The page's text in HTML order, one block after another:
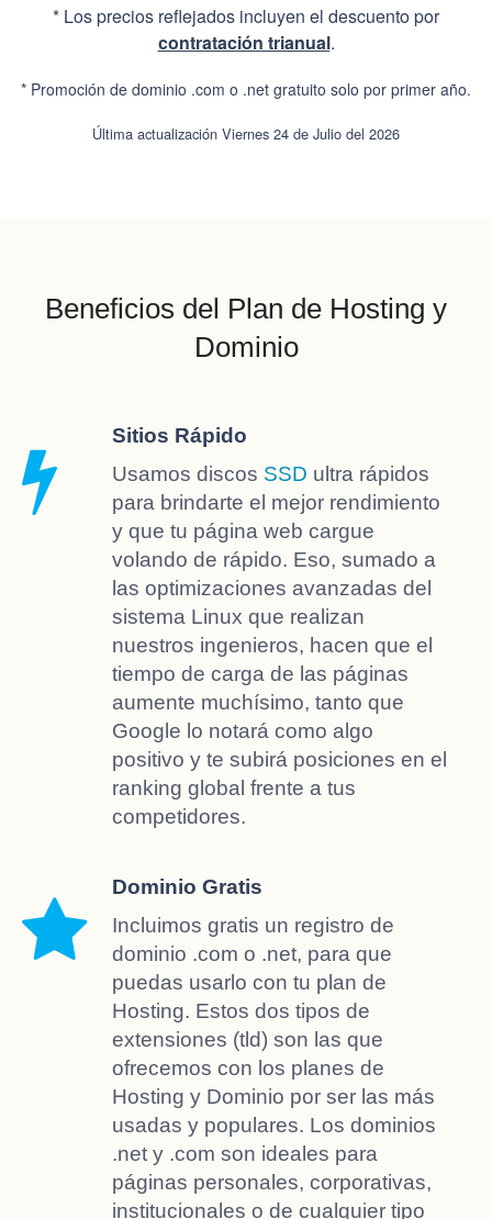
* Los precios reflejados incluyen el descuento por
contratación trianual.
* Promoción de dominio .com o .net gratuito solo por primer año.
Última actualización Viernes 24 de Julio del 2026
Beneficios del Plan de Hosting y
Dominio
Sitios Rápido
Usamos discos SSD ultra rápidos
para brindarte el mejor rendimiento
y que tu página web cargue
volando de rápido. Eso, sumado a
las optimizaciones avanzadas del
sistema Linux que realizan
nuestros ingenieros, hacen que el
tiempo de carga de las páginas
aumente muchísimo, tanto que
Google lo notará como algo
positivo y te subirá posiciones en el
ranking global frente a tus
competidores.
Dominio Gratis
Incluimos gratis un registro de
dominio .com o .net, para que
puedas usarlo con tu plan de
Hosting. Estos dos tipos de
extensiones (tld) son las que
ofrecemos con los planes de
Hosting y Dominio por ser las más
usadas y populares. Los dominios
.net y .com son ideales para
páginas personales, corporativas,
institucionales o de cualquier tipo